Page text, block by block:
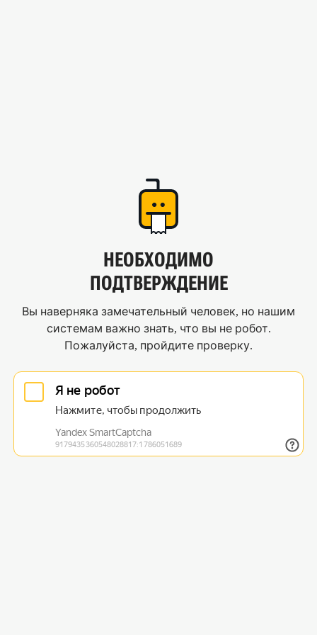
НЕОБХОДИМО
ПОДТВЕРЖДЕНИЕ
Вы наверняка замечательный человек, но нашим
системам важно знать, что вы не робот.
Пожалуйста, пройдите проверку.